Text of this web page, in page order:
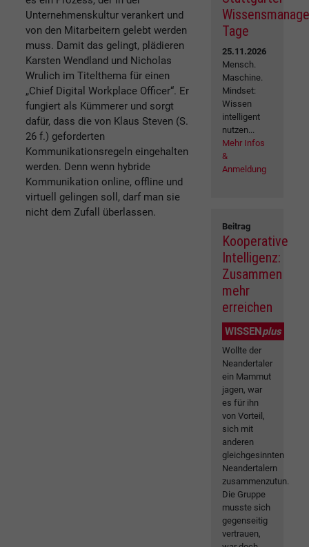
Unternehmenskultur verankert und
von den Mitarbeitern gelebt werden
muss. Damit das gelingt, plädieren
Karsten Wendland und Nicholas
Wrulich im Titelthema für einen
„Chief Digital Workplace Officer“. Er
fungiert als Kümmerer und sorgt
dafür, dass die von Klaus Steven (S.
26 f.) geforderten
Kommunikationsregeln eingehalten
werden. Denn wenn hybride
Kommunikation online, offline und
virtuell gelingen soll, darf man sie
nicht dem Zufall überlassen.
Tage
25.11.2026
Mensch.
Maschine.
Mindset:
Wissen
intelligent
nutzen...
Mehr Infos
&
Anmeldung
Beitrag
Kooperative
Intelligenz:
Zusammen
mehr
erreichen
WISSENplus
Wollte der
Neandertaler
ein Mammut
jagen, war
es für ihn
von Vorteil,
sich mit
anderen
gleichgesinnten
Neandertalern
zusammenzutun.
Die Gruppe
musste sich
gegenseitig
vertrauen,